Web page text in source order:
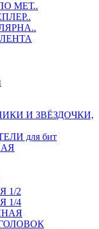
МЕТ..
И ЗВЁЗДОЧКИ,
для бит
1/2
1/4